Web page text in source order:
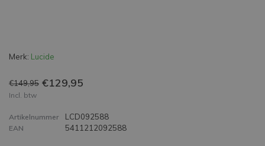
Merk: Lucide
€149,95 €129,95
Incl. btw
Artikelnummer LCD092588
EAN 5411212092588